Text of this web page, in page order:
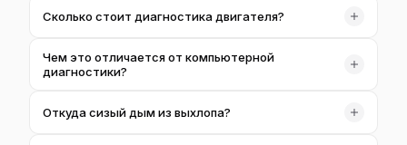
Сколько стоит диагностика двигателя?
компрессии и давления масла входит в углублённую
диагностику.
Чем это отличается от компьютерной
диагностики?
— это ещё и инструментальные замеры: компрессия,
Откуда сизый дым из выхлопа?